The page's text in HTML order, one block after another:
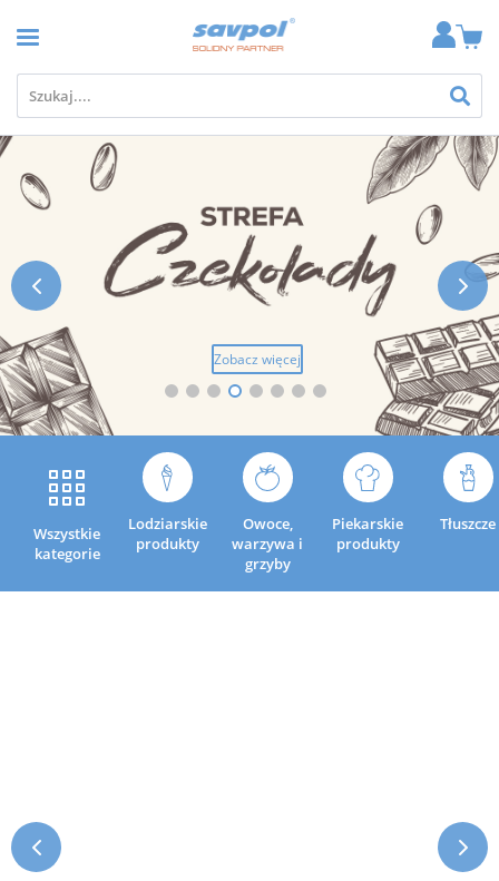
 
Zobacz więcej
Wszystkie
kategorie
Lodziarskie
produkty
Owoce,
warzywa i
grzyby
Piekarskie
produkty
Tłuszcze
 